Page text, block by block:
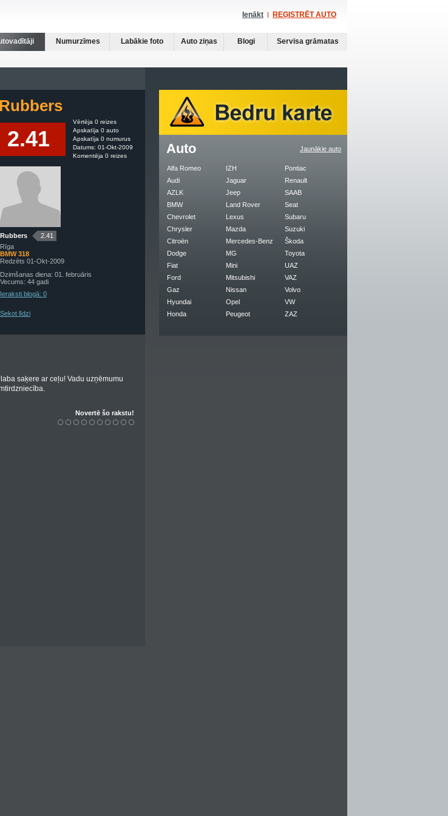
Ienākt REĢISTRĒT AUTO
Numurzīmes Labākie foto Auto ziņas Blogi Servisa grāmatas
Rubbers
2.41
Vērtēja 0 reizes
Apskatīja 0 auto
Apskatīja 0 numurus
Datums: 01-Okt-2009
Komentēja 0 reizes
Rubbers
2.41
Rīga
BMW 318
Redzēts 01-Okt-2009
Dzimšanas diena: 01. februāris
Vecums: 44 gadi
Ieraksti blogā: 0
Sekot līdzi
saķere ar ceļu! Vadu uzņēmumu
Novertē šo rakstu!
Jaunākie auto
Auto
Alfa Romeo
Audi
AZLK
BMW
Chevrolet
Chrysler
Citroën
Dodge
Fiat
Ford
Gaz
Hyundai
Honda
IZH
Jaguar
Jeep
Land Rover
Lexus
Mazda
Mercedes-Benz
MG
Mini
Mitsubishi
Nissan
Opel
Peugeot
Pontiac
Renault
SAAB
Seat
Subaru
Suzuki
Škoda
Toyota
UAZ
VAZ
Volvo
VW
ZAZ